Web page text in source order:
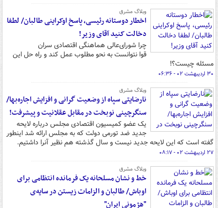
وبلاگ مشرق
اخطار دوستانه رئیسی، پاسخ اوکراینی طالبان/ لطفا
دخالت کنید آقای وزیر!
چرا شورای‌عالی هماهنگی اقتصادی سران
قوا نتوانست به نحو مطلوب عمل کند و راه حل این
مسئله چیست؟!
۳۰ اردیبهشت ۰۲ - ۰۶:۳۶
وبلاگ مشرق
نارضایتی سپاه از وضعیت گرانی و افزایش اجاره‌بها/
سنگرچینی نوبخت‌ در مقابل عقلانیت و پیشرفت!
یک عضو کمیسیون اقتصادی مجلس درباره لایحه
جدید ضد تورمی دولت که به مجلس ارائه شد اینطور
گفته است که این لایحه جدید نیست و سال گذشته هم نظیر آنرا داشتیم.
۲۷ اردیبهشت ۰۲ - ۰۸:۱۷
وبلاگ مشرق
خط و نشان مسلحانه یک فرمانده انتظامی برای
اوباش/ طالبان و الزامات زیستن در سایه‌ی
"هژمونی ایران"